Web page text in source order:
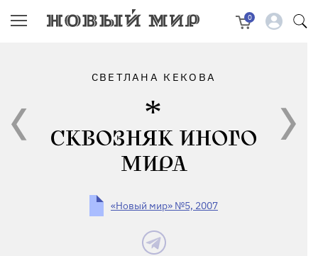
0
СВЕТЛАНА КЕКОВА
СКВОЗНЯК ИНОГО
МИРА
«Новый мир» №5, 2007